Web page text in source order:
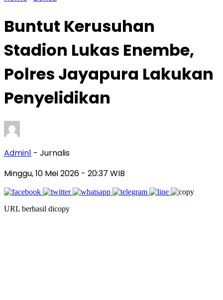
Buntut Kerusuhan
Stadion Lukas Enembe,
Polres Jayapura Lakukan
Penyelidikan
Admin1 - Jurnalis
Minggu, 10 Mei 2026 - 20:37 WIB
URL berhasil dicopy